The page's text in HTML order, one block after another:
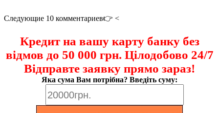
Следующие 10 комментариев👉 <
Кредит на вашу карту банку без
відмов до 50 000 грн. Цілодобово 24/7
Відправте заявку прямо зараз!
Яка сума Вам потрібна? Введіть суму: